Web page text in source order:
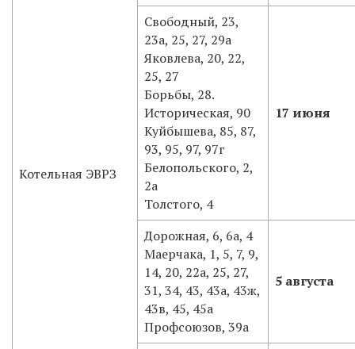
Котельная ЭВРЗ
Свободный, 23,
23а, 25, 27, 29а
Яковлева, 20, 22,
25, 27
Борьбы, 28.
Историческая, 90
Куйбышева, 85, 87,
93, 95, 97, 97г
Белопольского, 2,
2а
Толстого, 4
17 июня
Дорожная, 6, 6а, 4
Маерчака, 1, 5, 7, 9,
14, 20, 22а, 25, 27,
31, 34, 43, 43а, 43ж,
43в, 45, 45а
Профсоюзов, 39а
5 августа